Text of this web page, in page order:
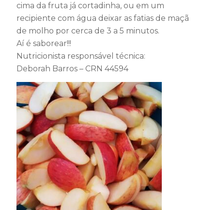
cima da fruta já cortadinha, ou em um
recipiente com água deixar as fatias de maçã
de molho por cerca de 3 a 5 minutos.
Aí é saborear!!!
Nutricionista responsável técnica:
Deborah Barros – CRN 44594